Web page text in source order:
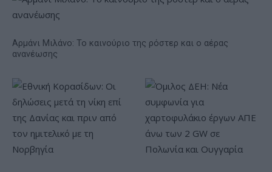
Αρμάνι Μιλάνο: Το καινούριο της ρόστερ και ο αέρας
ανανέωσης